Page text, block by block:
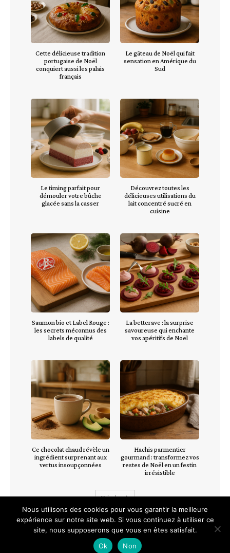
Cette délicieuse tradition
portugaise de Noël
conquiert aussi les palais
français
Le gâteau de Noël qui fait
sensation en Amérique du
Sud
Le timing parfait pour
démouler votre bûche
glacée sans la casser
Découvrez toutes les
délicieuses utilisations du
lait concentré sucré en
cuisine
Saumon bio et Label Rouge :
les secrets méconnus des
labels de qualité
La betterave : la surprise
savoureuse qui enchante
vos apéritifs de Noël
Ce chocolat chaud révèle un
ingrédient surprenant aux
vertus insoupçonnées
Hachis parmentier
gourmand : transformez vos
restes de Noël en un festin
irrésistible
Voir plus
© Mention légales
Nous utilisons des cookies pour vous garantir la meilleure
expérience sur notre site web. Si vous continuez à utiliser ce
site, nous supposerons que vous en êtes satisfait.
Ok
Non